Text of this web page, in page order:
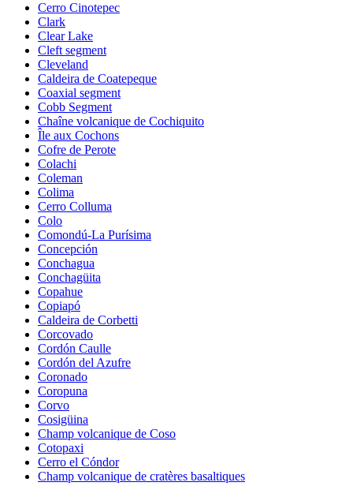
Cerro Cinotepec
Clark
Clear Lake
Cleft segment
Cleveland
Caldeira de Coatepeque
Coaxial segment
Cobb Segment
Chaîne volcanique de Cochiquito
Île aux Cochons
Cofre de Perote
Colachi
Coleman
Colima
Cerro Colluma
Colo
Comondú-La Purísima
Concepción
Conchagua
Conchagüita
Copahue
Copiapó
Caldeira de Corbetti
Corcovado
Cordón Caulle
Cordón del Azufre
Coronado
Coropuna
Corvo
Cosigüina
Champ volcanique de Coso
Cotopaxi
Cerro el Cóndor
Champ volcanique de cratères basaltiques